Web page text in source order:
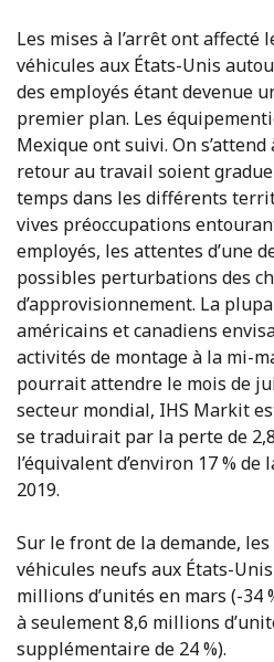
Les mises à l’arrêt ont affecté
véhicules aux États-Unis
des employés étant devenue
premier plan. Les
Mexique ont suivi. On
retour au travail soient
temps dans les différents
vives préoccupations
employés, les attentes d’une
possibles perturbations des
d’approvisionnement. La
américains et canadiens
activités de montage à la mi-
pourrait attendre le mois de
secteur mondial, IHS Markit
se traduirait par la perte de
l’équivalent d’environ 17 %
2019.
Sur le front de la demande,
véhicules neufs aux États-
millions d’unités en mars (-34
à seulement 8,6 millions
supplémentaire de 24 %).